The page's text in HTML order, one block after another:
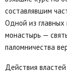
составлявшим
Одной из
монастырь —
паломничества
Действия